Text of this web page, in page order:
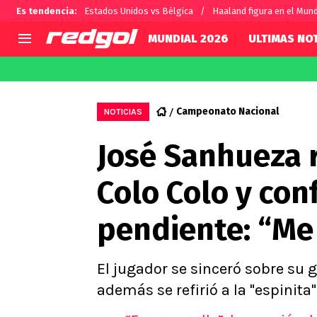
Es tendencia: Estados Unidos vs Bélgica Haaland figura en el
Selección Chilena
U de Chile
U Católica
Campeonato Nacional
Primera B
Segunda División
Copa Chile
Supercopa Chile
Campeonato Femenino
Fútbol
Alexis
Carlos
MUNDIAL 2026 ULTIMAS
NOTICIAS Campeonato Nacional
José
Colo Colo y
pendiente:
El jugador se sinceró sobre su
además se refirió a la